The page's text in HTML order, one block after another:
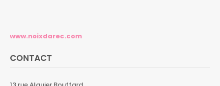
www.noixdarec.com
CONTACT